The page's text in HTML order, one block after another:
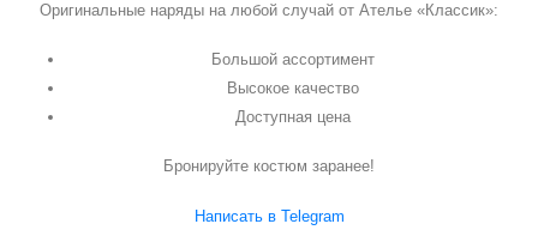
Оригинальные наряды на любой случай от Ателье «Классик»:
Большой ассортимент
Высокое качество
Доступная цена
Бронируйте костюм заранее!
Написать в Telegram